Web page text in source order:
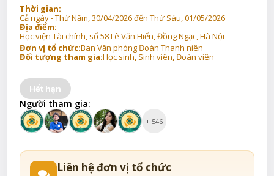
Thời gian:
Cả ngày - Thứ Năm, 30/04/2026 đến Thứ Sáu, 01/05/2026
Địa điểm:
Học viện Tài chính, số 58 Lê Văn Hiến, Đồng Ngạc, Hà Nội
Đơn vị tổ chức:Ban Văn phòng Đoàn Thanh niên
Đối tượng tham gia:Học sinh, Sinh viên, Đoàn viên
Hết hạn
Người tham gia:
+ 546
Liên hệ đơn vị tổ chức